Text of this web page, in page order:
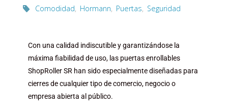
Comodidad, Hormann, Puertas, Seguridad
Con una calidad indiscutible y garantizándose la
máxima fiabilidad de uso, las puertas enrollables
ShopRoller SR han sido especialmente diseñadas para
cierres de cualquier tipo de comercio, negocio o
empresa abierta al público.